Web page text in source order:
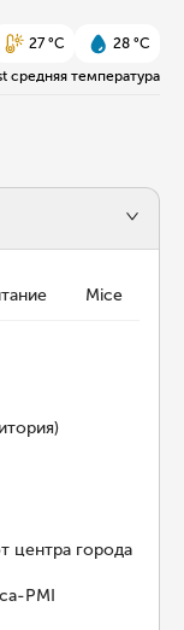
27 °C
28 °C
средняя температура
Mice
центра города
PMI